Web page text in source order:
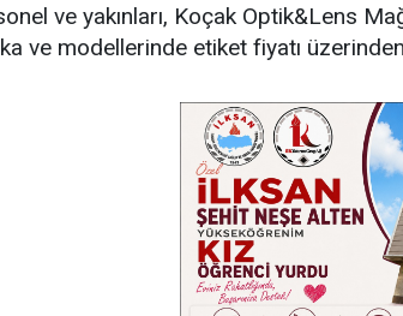
ve yakınları, Koçak Optik&Lens
ve modellerinde etiket fiyatı